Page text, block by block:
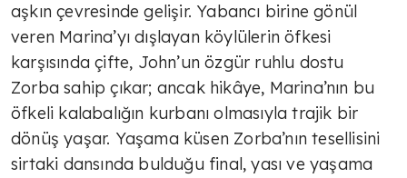
aşkın çevresinde gelişir. Yabancı birine gönül
veren Marina’yı dışlayan köylülerin öfkesi
karşısında çifte, John’un özgür ruhlu dostu
Zorba sahip çıkar; ancak hikâye, Marina’nın bu
öfkeli kalabalığın kurbanı olmasıyla trajik bir
dönüş yaşar. Yaşama küsen Zorba’nın tesellisini
sirtaki dansında bulduğu final, yası ve yaşama